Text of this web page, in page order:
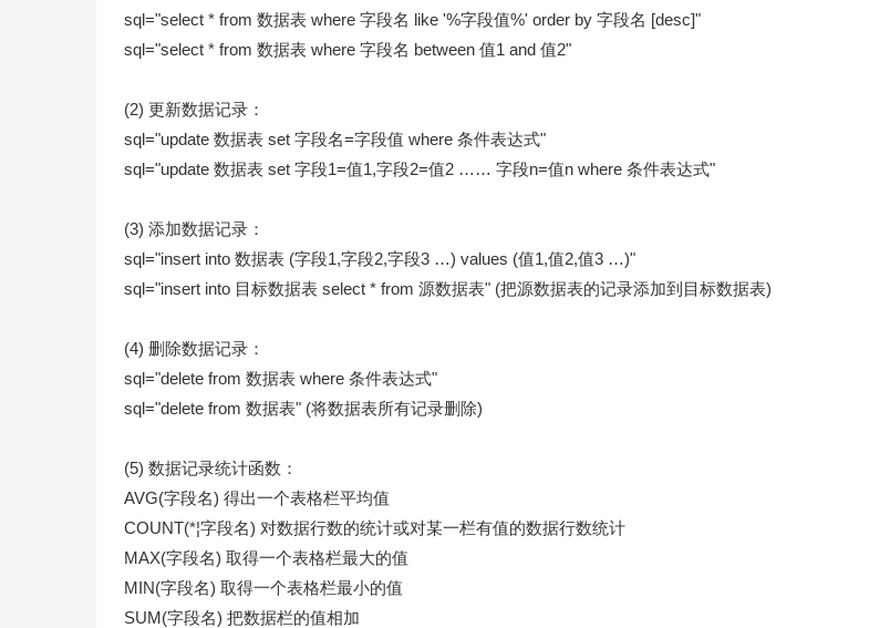
sql="select * from 数据表 where 字段名 like '%字段值%' order by 字段名 [desc]"
sql="select * from 数据表 where 字段名 between 值1 and 值2"
(2) 更新数据记录：
sql="update 数据表 set 字段名=字段值 where 条件表达式"
sql="update 数据表 set 字段1=值1,字段2=值2 …… 字段n=值n where 条件表达式"
(3) 添加数据记录：
sql="insert into 数据表 (字段1,字段2,字段3 …) values (值1,值2,值3 …)"
sql="insert into 目标数据表 select * from 源数据表" (把源数据表的记录添加到目标数据表)
(4) 删除数据记录：
sql="delete from 数据表 where 条件表达式"
sql="delete from 数据表" (将数据表所有记录删除)
(5) 数据记录统计函数：
AVG(字段名) 得出一个表格栏平均值
COUNT(*¦字段名) 对数据行数的统计或对某一栏有值的数据行数统计
MAX(字段名) 取得一个表格栏最大的值
MIN(字段名) 取得一个表格栏最小的值
SUM(字段名) 把数据栏的值相加